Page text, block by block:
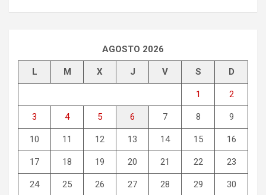
AGOSTO 2026
L M X J V S D
1 2
3 4 5 6 7 8 9
10 11 12 13 14 15 16
17 18 19 20 21 22 23
24 25 26 27 28 29 30